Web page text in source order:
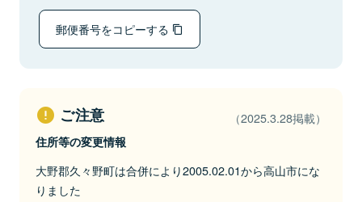
郵便番号をコピーする
ご注意 （2025.3.28掲載）
住所等の変更情報
大野郡久々野町は合併により2005.02.01から高山市にな
りました